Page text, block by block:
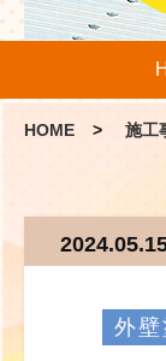
HOME 施工
外壁